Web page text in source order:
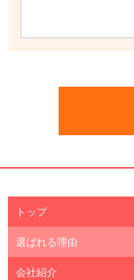
トップ
選ばれる理由
会社紹介